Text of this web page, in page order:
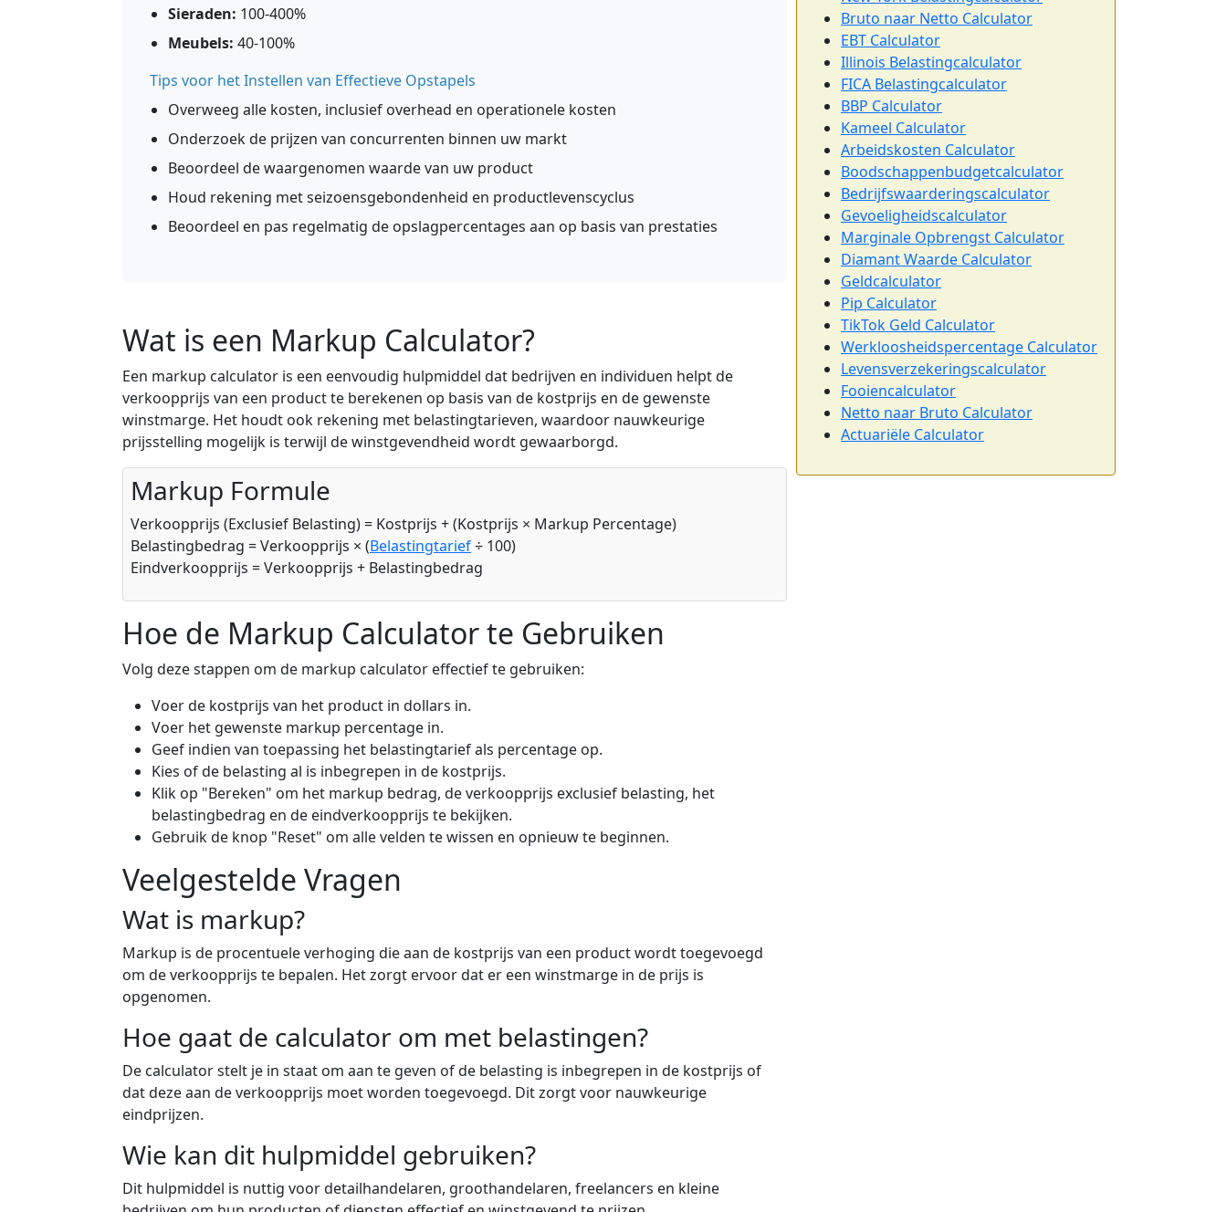
Sieraden: 100-400%
Meubels: 40-100%
Tips voor het Instellen van Effectieve Opstapels
Overweeg alle kosten, inclusief overhead en operationele kosten
Onderzoek de prijzen van concurrenten binnen uw markt
Beoordeel de waargenomen waarde van uw product
Houd rekening met seizoensgebondenheid en productlevenscyclus
Beoordeel en pas regelmatig de opslagpercentages aan op basis van prestaties
Wat is een Markup Calculator?
Een markup calculator is een eenvoudig hulpmiddel dat bedrijven en individuen helpt de
verkoopprijs van een product te berekenen op basis van de kostprijs en de gewenste
winstmarge. Het houdt ook rekening met belastingtarieven, waardoor nauwkeurige
prijsstelling mogelijk is terwijl de winstgevendheid wordt gewaarborgd.
Markup Formule
Verkoopprijs (Exclusief Belasting) = Kostprijs + (Kostprijs × Markup Percentage)
Belastingbedrag = Verkoopprijs × (Belastingtarief÷ 100)
Eindverkoopprijs = Verkoopprijs + Belastingbedrag
Hoe de Markup Calculator te Gebruiken
Volg deze stappen om de markup calculator effectief te gebruiken:
Voer de kostprijs van het product in dollars in.
Voer het gewenste markup percentage in.
Geef indien van toepassing het belastingtarief als percentage op.
Kies of de belasting al is inbegrepen in de kostprijs.
Klik op "Bereken" om het markup bedrag, de verkoopprijs exclusief belasting, het
belastingbedrag en de eindverkoopprijs te bekijken.
Gebruik de knop "Reset" om alle velden te wissen en opnieuw te beginnen.
Veelgestelde Vragen
Wat is markup?
Markup is de procentuele verhoging die aan de kostprijs van een product wordt toegevoegd
om de verkoopprijs te bepalen. Het zorgt ervoor dat er een winstmarge in de prijs is
opgenomen.
Hoe gaat de calculator om met belastingen?
De calculator stelt je in staat om aan te geven of de belasting is inbegrepen in de kostprijs of
dat deze aan de verkoopprijs moet worden toegevoegd. Dit zorgt voor nauwkeurige
eindprijzen.
Wie kan dit hulpmiddel gebruiken?
Dit hulpmiddel is nuttig voor detailhandelaren, groothandelaren, freelancers en kleine
Bruto naar Netto Calculator
EBT Calculator
Illinois Belastingcalculator
FICA Belastingcalculator
BBP Calculator
Kameel Calculator
Arbeidskosten Calculator
Boodschappenbudgetcalculator
Bedrijfswaarderingscalculator
Gevoeligheidscalculator
Marginale Opbrengst Calculator
Diamant Waarde Calculator
Geldcalculator
Pip Calculator
TikTok Geld Calculator
Werkloosheidspercentage Calculator
Levensverzekeringscalculator
Fooiencalculator
Netto naar Bruto Calculator
Actuariële Calculator